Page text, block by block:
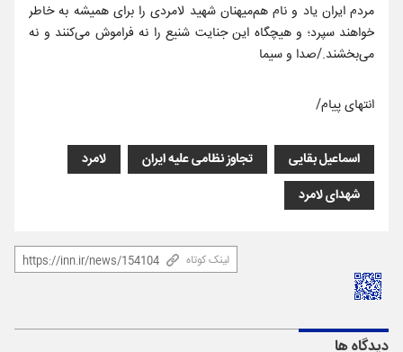
مردم ایران یاد و نام هم‌میهنان شهید لامردی را برای همیشه به خاطر
خواهند سپرد؛ و هیچگاه این جنایت شنیع را نه فراموش می‌کنند و نه
می‌بخشند./صدا و سیما
انتهای پیام/
اسماعیل بقایی تجاوز نظامی علیه ایران
لامرد
شهدای لامرد
لینک کوتاه